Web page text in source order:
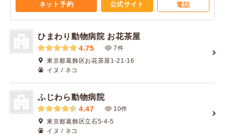
ネット予約 公式サイト 電話
ひまわり動物病院 お花茶屋
4.75
7件
東京都葛飾区お花茶屋1-21-16
イヌ / ネコ
ふじわら動物病院
4.47
10件
東京都葛飾区立石5-4-5
イヌ / ネコ